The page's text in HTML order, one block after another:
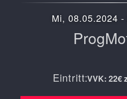
Mi, 08.05.2024
Eintritt:VVK: 22€